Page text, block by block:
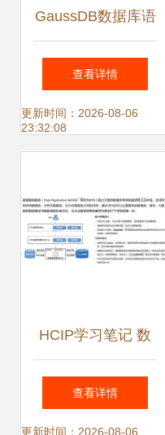
GaussDB数据库语
法及gsql入门 数据
处理服务指南
查看详情
更新时间：2026-08-06
23:32:08
HCIP学习笔记 数
据库服务规划之数
查看详情
更新时间：2026-08-06